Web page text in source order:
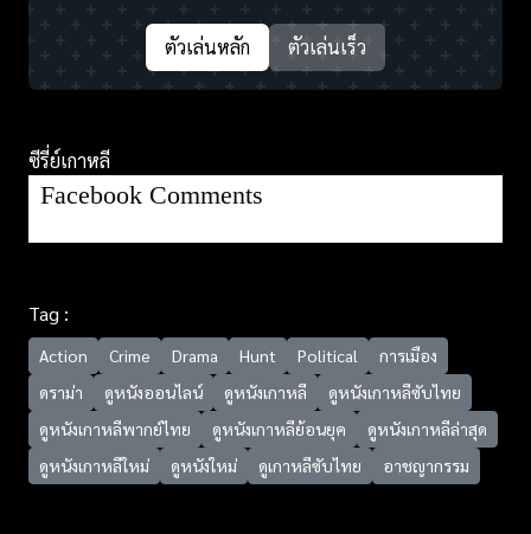
ตัวเล่นหลัก ตัวเล่นเร็ว
ซีรี่ย์เกาหลี
Facebook Comments
Tag :
Action Crime Drama Hunt Political
การเมือง
ดราม่า
ดูหนังออนไลน์ ดูหนังเกาหลี
ดูหนังเกาหลีซับไทย
ดูหนังเกาหลีพากย์ไทย
ดูหนังเกาหลีย้อนยุค
ดูหนังเกาหลีล่าสุด
ดูหนังเกาหลีใหม่
ดูหนังใหม่ ดูเกาหลีซับไทย อาชญากรรม